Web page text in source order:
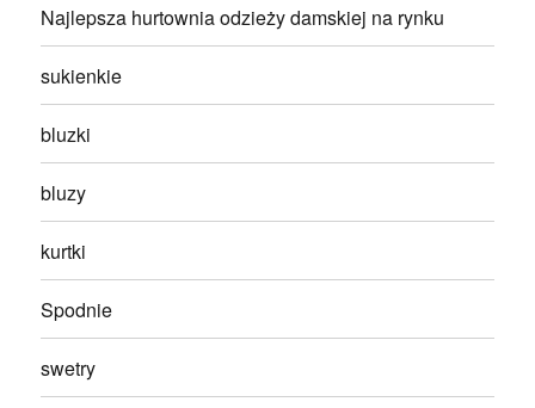
Najlepsza hurtownia odzieży damskiej na rynku
sukienkie
bluzki
bluzy
kurtki
Spodnie
swetry